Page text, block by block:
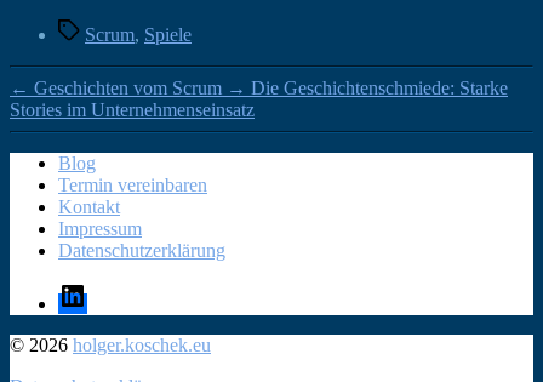
Schlagwörter
Scrum, Spiele
← Geschichten vom Scrum → Die Geschichtenschmiede: Starke
Stories im Unternehmenseinsatz
Blog
Termin vereinbaren
Kontakt
Impressum
Datenschutzerklärung
LinkedIn
© 2026 holger.koschek.eu